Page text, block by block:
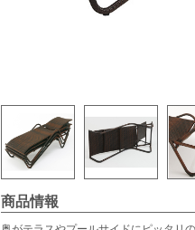
商品情報